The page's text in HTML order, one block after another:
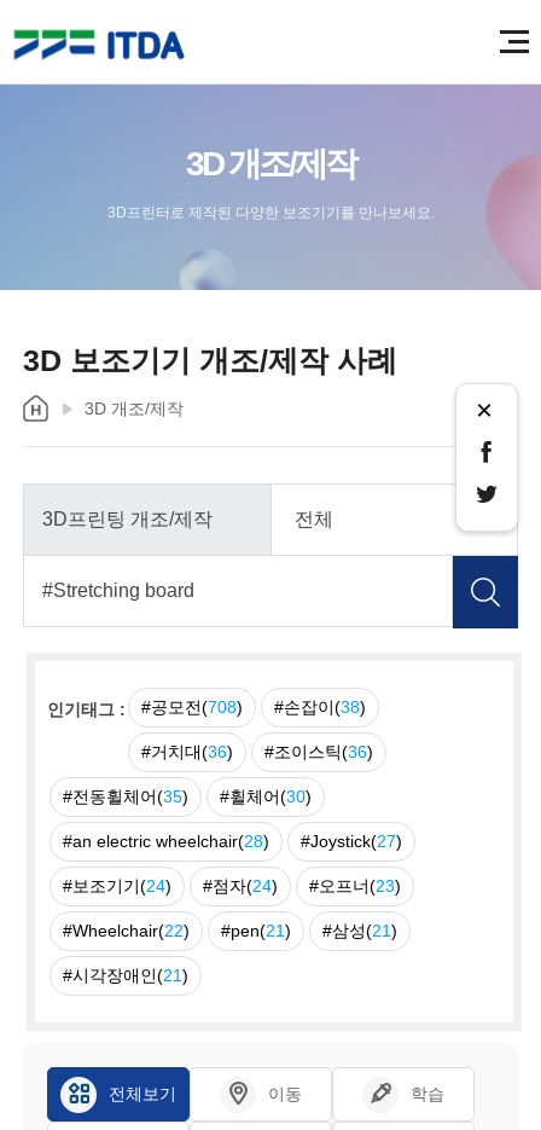
3D 개조/제작
3D프린터로 제작된 다양한 보조기기를 만나보세요.
3D 보조기기 개조/제작 사례
3D 개조/제작 ×
인기태그 : #공모전(708) #손잡이(38)
#거치대(36) #조이스틱(36)
#전동휠체어(35) #휠체어(30)
#an electric wheelchair(28) #Joystick(27)
#보조기기(24) #점자(24) #오프너(23)
#Wheelchair(22) #pen(21) #삼성(21)
#시각장애인(21)
전체보기 이동 학습